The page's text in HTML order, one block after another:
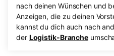
nach deinen Wünschen und
Anzeigen, die zu deinen
kannst du dich auch nach
der Logistik-Branche